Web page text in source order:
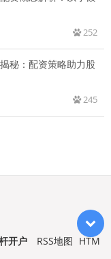
252
秘：配资策略助力股
245
开户 RSS地图 HTM